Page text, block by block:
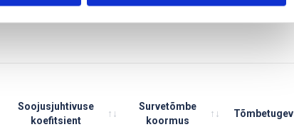
Soojusjuhtivuse
koefitsient
Survetõmbe
koormus